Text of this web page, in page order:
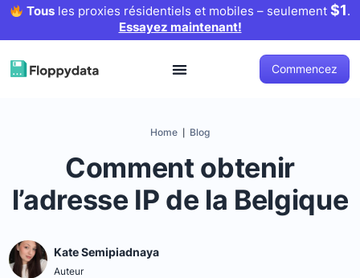
Tous les proxies résidentiels et mobiles – seulement$1.
Essayez maintenant!
Commencez
Home Blog
Comment obtenir
l’adresse IP de la Belgique
Kate Semipiadnaya
Auteur